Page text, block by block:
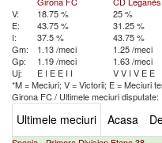
V:
18.75 % 25 %
E:
43.75 % 31.25 %
I:
37.5 % 43.75 %
Gm:
1.13 /meci 1.25 /meci
Gp:
1.19 /meci 1.63 /meci
Uj:
E I E E I I VV I V E E
*M = Meciuri; V = Victorii; E = Meciuri
Girona FC/ Ultimele meciuri disputate:
Ultimele meciuri Acasa